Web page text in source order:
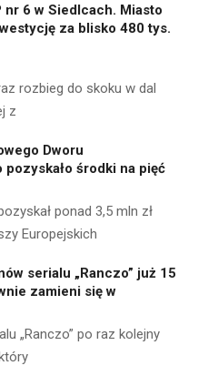
nr 6 w Siedlcach. Miasto
za blisko 480 tys.
rozbieg do skoku w dal
z
Dworu
środki na pięć
ponad 3,5 mln zł
Europejskich
serialu „Ranczo” już 15
zamieni się w
„Ranczo” po raz kolejny